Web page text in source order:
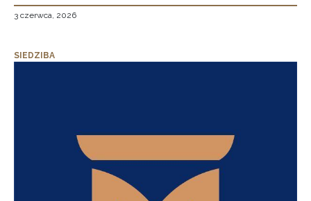
3 czerwca, 2026
SIEDZIBA